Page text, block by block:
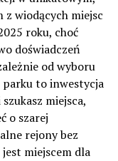
wiodących miejsc
roku, choć
doświadczeń
od wyboru
to inwestycja
miejsca,
o szarej
rejony bez
miejscem dla